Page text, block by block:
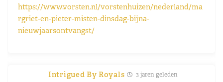
https://www.vorsten.nl/vorstenhuizen/nederland/ma
rgriet-en-pieter-misten-dinsdag-bijna-
nieuwjaarsontvangst/
Intrigued By Royals 3 jaren geleden